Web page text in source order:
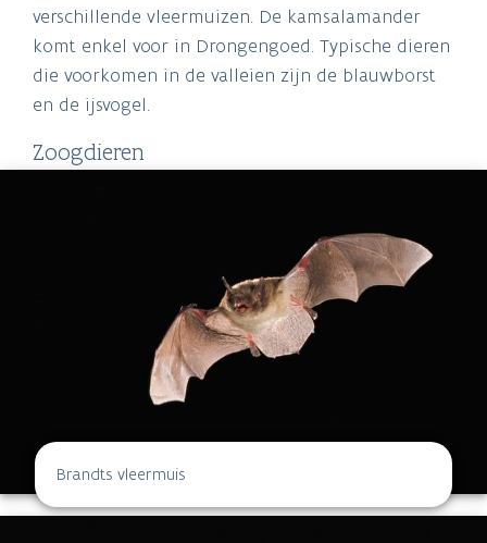
verschillende vleermuizen. De kamsalamander
komt enkel voor in Drongengoed. Typische dieren
die voorkomen in de valleien zijn de blauwborst
en de ijsvogel.
Zoogdieren
Brandts vleermuis